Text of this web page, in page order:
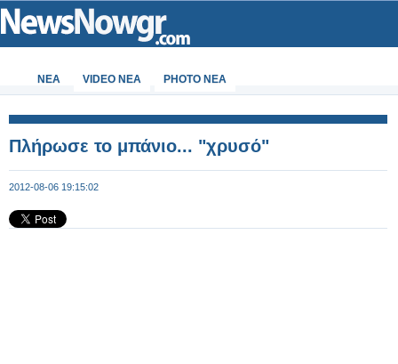
ΝΕΑ VIDEO NEA PHOTO NEA
Πλήρωσε το μπάνιο... "χρυσό"
2012-08-06 19:15:02